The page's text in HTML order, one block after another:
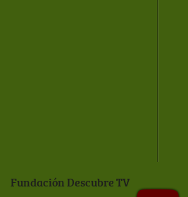
Fundación Descubre TV